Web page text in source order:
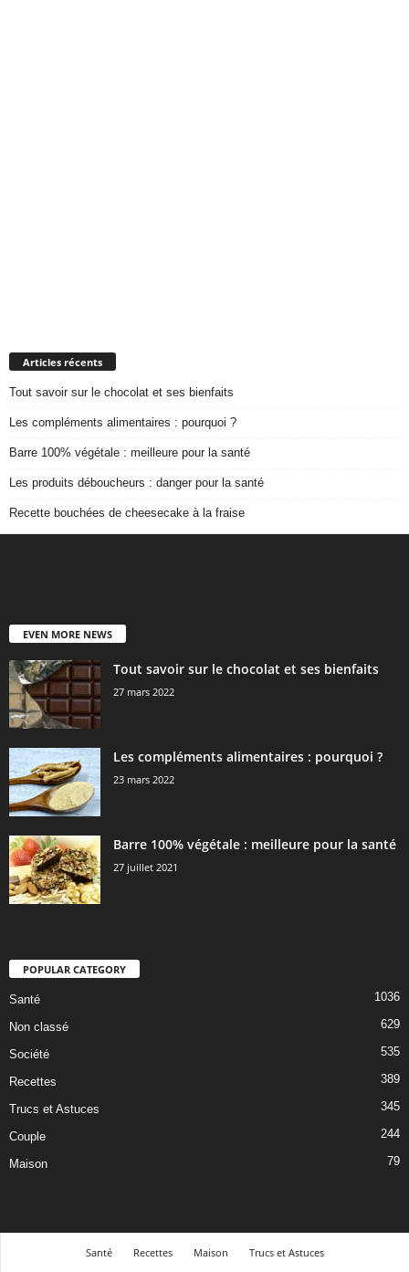
Articles récents
Tout savoir sur le chocolat et ses bienfaits
Les compléments alimentaires : pourquoi ?
Barre 100% végétale : meilleure pour la santé
Les produits déboucheurs : danger pour la santé
Recette bouchées de cheesecake à la fraise
EVEN MORE NEWS
Tout savoir sur le chocolat et ses bienfaits
27 mars 2022
Les compléments alimentaires : pourquoi ?
23 mars 2022
Barre 100% végétale : meilleure pour la santé
27 juillet 2021
POPULAR CATEGORY
Santé 1036
Non classé 629
Société 535
Recettes 389
Trucs et Astuces 345
Couple 244
Maison 79
Santé Recettes Maison Trucs et Astuces